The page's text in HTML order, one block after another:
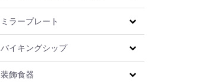
ミラープレート
バイキングシップ
装飾食器